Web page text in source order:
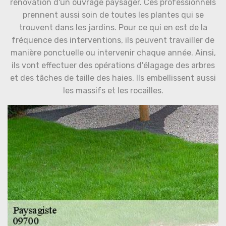
rénovation d'un ouvrage paysager. Ces professionnels
prennent aussi soin de toutes les plantes qui se
trouvent dans les jardins. Pour ce qui en est de la
fréquence des interventions, ils peuvent travailler de
manière ponctuelle ou intervenir chaque année. Ainsi,
ils vont effectuer des opérations d'élagage des arbres
et des tâches de taille des haies. Ils embellissent aussi
les massifs et les rocailles.